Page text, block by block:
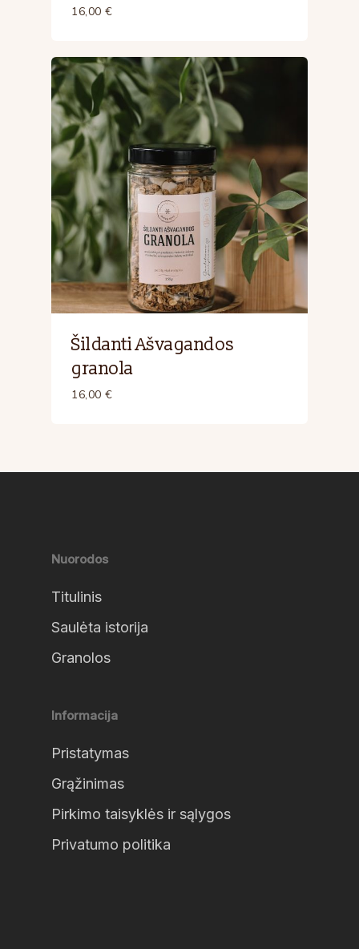
16,00 €
Šildanti Ašvagandos
granola
16,00 €
Nuorodos
Titulinis
Saulėta istorija
Granolos
Informacija
Pristatymas
Grąžinimas
Pirkimo taisyklės ir sąlygos
Privatumo politika